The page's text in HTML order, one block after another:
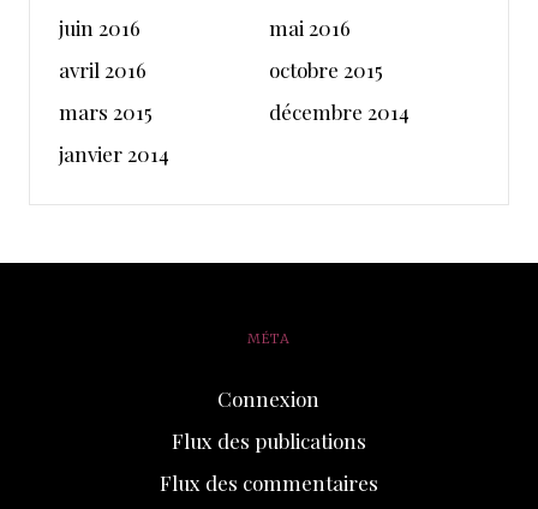
juin 2016
mai 2016
avril 2016
octobre 2015
mars 2015
décembre 2014
janvier 2014
MÉTA
Connexion
Flux des publications
Flux des commentaires